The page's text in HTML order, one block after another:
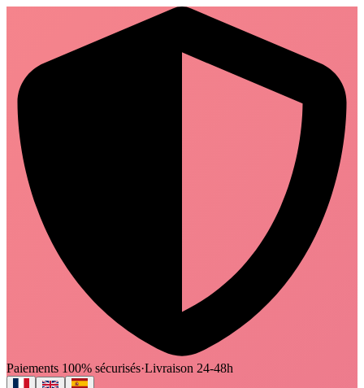
Paiements 100% sécurisés·Livraison 24-48h